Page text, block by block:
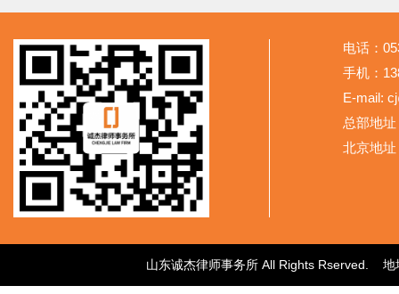
电话：
手机：
E-mail:
总部地
北京地
山东诚杰律师事务所 All Rights Rserved.